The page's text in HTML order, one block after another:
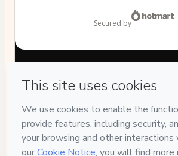
secured by
Can't complete this purchase? Please visit
provide the code below:
Was your information autofill in?Click here